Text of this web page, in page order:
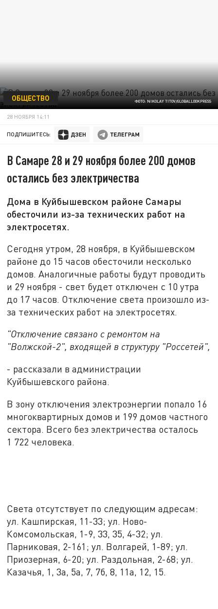
ФОТО: NIKOLAY TITOV/GLOBALLOOKPRESS
ОБЩЕСТВО
28 НОЯБРЯ 14:11
ПОДПИШИТЕСЬ:
В Самаре 28 и 29 ноября более 200 домов
остались без электричества
Дома в Куйбышевском районе Самары
обесточили из-за технических работ на
электросетях.
Сегодня утром, 28 ноября, в Куйбышевском
районе до 15 часов обесточили несколько
домов. Аналогичные работы будут проводить
и 29 ноября - свет будет отключен с 10 утра
до 17 часов. Отключение света произошло из-
за технических работ на электросетях.
"Отключение связано с ремонтом на
"Волжской-2", входящей в структуру "Россетей",
- рассказали в администрации
Куйбышевского района.
В зону отключения электроэнергии попало 16
многоквартирных домов и 199 домов частного
сектора. Всего без электричества осталось
1 722 человека.
Света отсутствует по следующим адресам:
ул. Кашпирская, 11-33; ул. Ново-
Комсомольская, 1-9, 33, 35, 4-32; ул.
Парниковая, 2-161; ул. Волгарей, 1-89; ул.
Приозерная, 6-20; ул. Раздольная, 2-68; ул.
Казачья, 1, 3а, 5а, 7, 7б, 8, 11а, 12, 15.